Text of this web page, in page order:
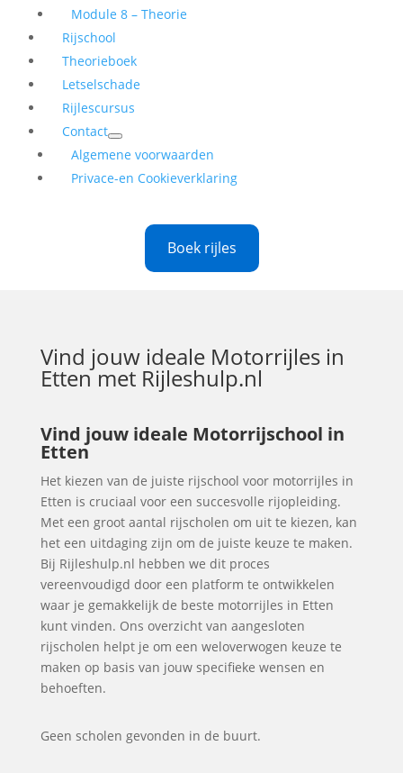
Module 8 – Theorie
Rijschool
Theorieboek
Letselschade
Rijlescursus
Contact
Algemene voorwaarden
Privace-en Cookieverklaring
Boek rijles
Vind jouw ideale Motorrijles in
Ettenmet Rijleshulp.nl
Vind jouw ideale Motorrijschool in
Etten
Het kiezen van de juiste rijschool voor motorrijles in
Etten is cruciaal voor een succesvolle rijopleiding.
Met een groot aantal rijscholen om uit te kiezen, kan
het een uitdaging zijn om de juiste keuze te maken.
Bij Rijleshulp.nl hebben we dit proces
vereenvoudigd door een platform te ontwikkelen
waar je gemakkelijk de beste motorrijles in Etten
kunt vinden. Ons overzicht van aangesloten
rijscholen helpt je om een weloverwogen keuze te
maken op basis van jouw specifieke wensen en
behoeften.
Geen scholen gevonden in de buurt.